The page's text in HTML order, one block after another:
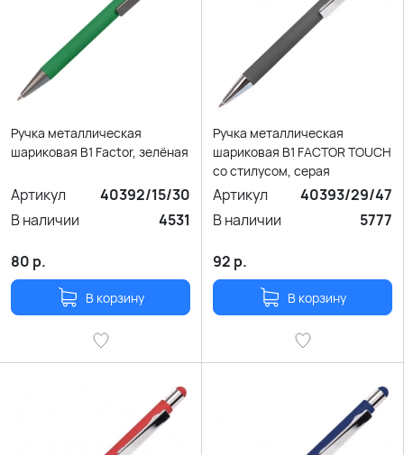
Ручка металлическая
шариковая B1 Factor, зелёная
Артикул
40392/15/30
В наличии
4531
80 р.
В корзину
Ручка металлическая
шариковая B1 FACTOR TOUCH
со стилусом, серая
Артикул
40393/29/47
В наличии
5777
92 р.
В корзину